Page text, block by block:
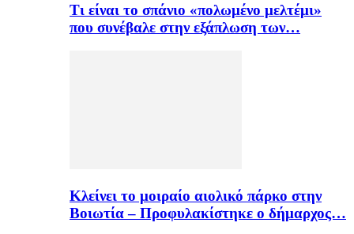
Τι είναι το σπάνιο «πολωμένο μελτέμι»
που συνέβαλε στην εξάπλωση των…
Κλείνει το μοιραίο αιολικό πάρκο στην
Βοιωτία – Προφυλακίστηκε ο δήμαρχος…